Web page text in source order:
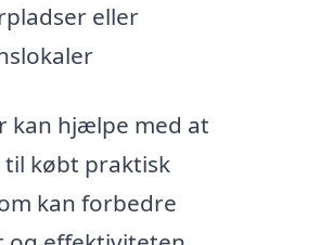
eller
kan hjælpe med at
købt praktisk
kan forbedre